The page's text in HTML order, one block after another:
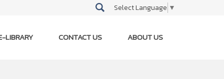
Select Language ▼
LIBRARY CONTACT US ABOUT US